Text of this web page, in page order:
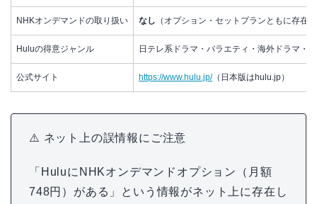
NHKオンデマンドの取り扱い なし （オプション・セットプランともに存在
Huluの得意ジャンル 日テレ系ドラマ・バラエティ・海外ドラマ・
公式サイト https://www.hulu.jp/（日本版はhulu.jp）
⚠️ ネット上の誤情報にご注意
「HuluにNHKオンデマンドオプション（月額
748円）がある」という情報がネット上に存在し